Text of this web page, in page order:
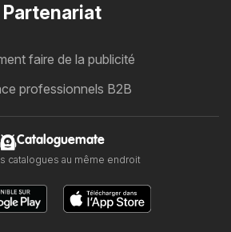
Partenariat
faire de la publicité
professionnels B2B
Cataloguemate
catalogues au même endroit